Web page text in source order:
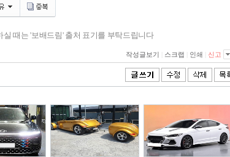
때는 '보배드림' 출처 표기를 부탁드립니다
작성글보기 스크랩 인쇄 신고